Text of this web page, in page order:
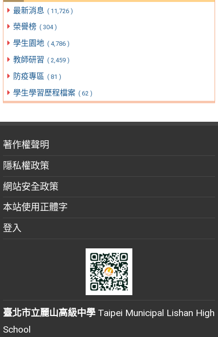
最新消息 ( 11,726 )
榮譽榜 ( 304 )
學生園地 ( 4,786 )
教師研習 ( 2,459 )
防疫專區 ( 81 )
學生學習歷程檔案 ( 62 )
著作權聲明
隱私權政策
網站安全政策
本站使用正體字
登入
臺北市立麗山高級中學 Taipei Municipal Lishan High
School